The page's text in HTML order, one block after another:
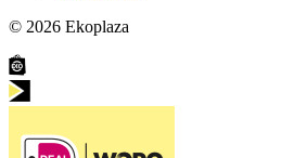
© 2026 Ekoplaza